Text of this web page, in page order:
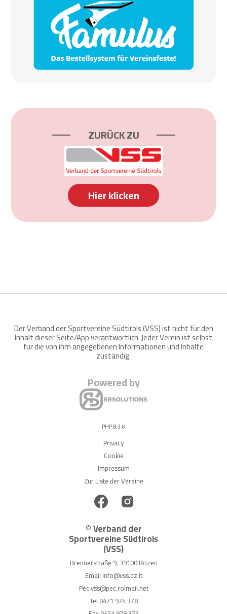
ZURÜCK ZU
Hier klicken
Der Verband der Sportvereine Südtirols (VSS) ist nicht für den
Inhalt dieser Seite/App verantwortlich. Jeder Verein ist selbst
für die von ihm angegebenen Informationen und Inhalte
zuständig.
Powered by
PHP 8.3.6
Privacy
Cookie
Impressum
Zur Liste der Vereine
© Verband der
Sportvereine Südtirols
(VSS)
Brennerstraße 9, 39100 Bozen
Email info@vss.bz.it
Pecvss@pec.rolmail.net
Tel 0471 974 378